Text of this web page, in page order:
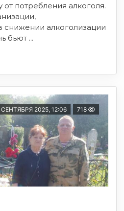
потребления алкоголя.
снижении алкоголизации
бьют ...
СЕНТЯБРЯ 2025, 12:06 718